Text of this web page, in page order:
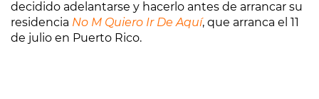
decidido adelantarse y hacerlo antes de arrancar su
residencia No M Quiero Ir De Aquí, que arranca el 11
de julio en Puerto Rico.